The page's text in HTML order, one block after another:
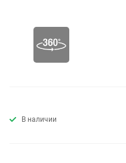
В наличии